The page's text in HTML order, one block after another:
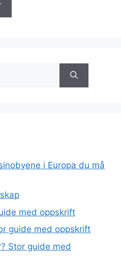
i Europa du må
med oppskrift
guide med oppskrift
Stor guide med